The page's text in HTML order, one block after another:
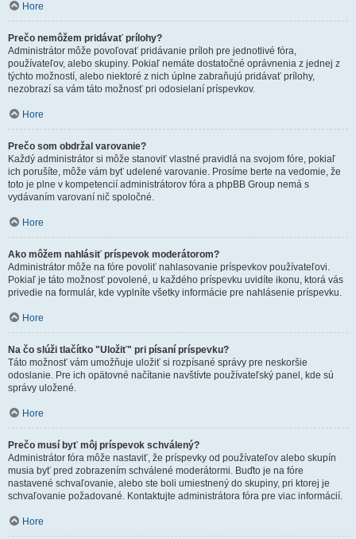
Hore
Prečo nemôžem pridávať prílohy?
Administrátor môže povoľovať pridávanie príloh pre jednotlivé fóra,
používateľov, alebo skupiny. Pokiaľ nemáte dostatočné oprávnenia z jednej z
týchto možností, alebo niektoré z nich úplne zabraňujú pridávať prílohy,
nezobrazí sa vám táto možnosť pri odosielaní príspevkov.
Hore
Prečo som obdržal varovanie?
Každý administrátor si môže stanoviť vlastné pravidlá na svojom fóre, pokiaľ
ich porušíte, môže vám byť udelené varovanie. Prosíme berte na vedomie, že
toto je plne v kompetencií administrátorov fóra a phpBB Group nemá s
vydávaním varovaní nič spoločné.
Hore
Ako môžem nahlásiť príspevok moderátorom?
Administrátor môže na fóre povoliť nahlasovanie príspevkov používateľovi.
Pokiaľ je táto možnosť povolené, u každého príspevku uvidíte ikonu, ktorá vás
privedie na formulár, kde vyplníte všetky informácie pre nahlásenie príspevku.
Hore
Na čo slúži tlačítko "Uložiť" pri písaní príspevku?
Táto možnosť vám umožňuje uložiť si rozpísané správy pre neskoršie
odoslanie. Pre ich opätovné načítanie navštívte používateľský panel, kde sú
správy uložené.
Hore
Prečo musí byť môj príspevok schválený?
Administrátor fóra môže nastaviť, že príspevky od používateľov alebo skupín
musia byť pred zobrazením schválené moderátormi. Buďto je na fóre
nastavené schvaľovanie, alebo ste boli umiestnený do skupiny, pri ktorej je
schvaľovanie požadované. Kontaktujte administrátora fóra pre viac informácií.
Hore